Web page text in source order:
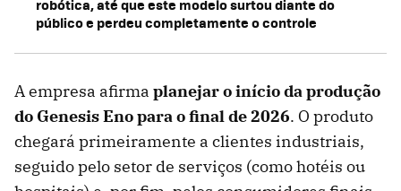
robótica, até que este modelo surtou diante do
público e perdeu completamente o controle
A empresa afirma planejar o início da produção
do Genesis Eno para o final de 2026. O produto
chegará primeiramente a clientes industriais,
seguido pelo setor de serviços (como hotéis ou